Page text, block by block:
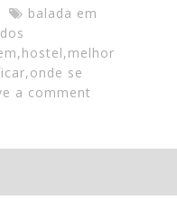
balada em
,hostel,melhor
,onde se
a comment